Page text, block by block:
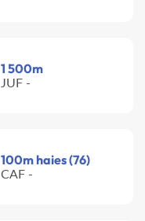
1 500m
JUF -
100m haies (76)
CAF -